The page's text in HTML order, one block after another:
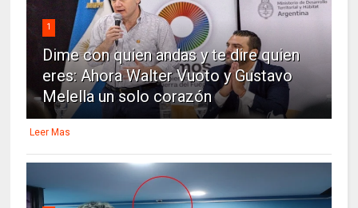
1
Dime con quien andas y te dire quien
eres: Ahora Walter Vuoto y Gustavo
Melella un solo corazón
Leer Mas